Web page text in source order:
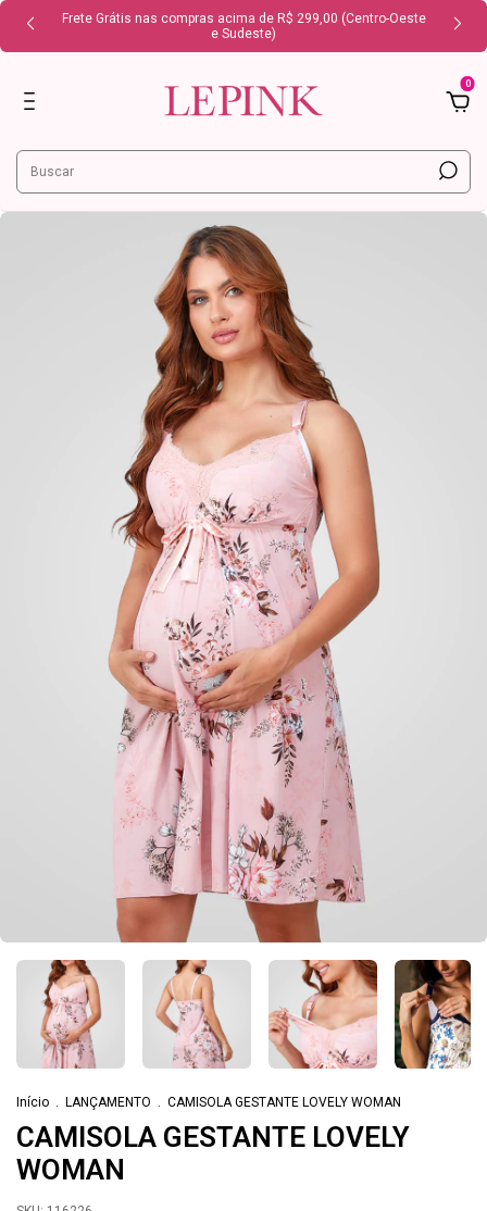
Frete Grátis nas compras acima de R$ 299,00 (Centro-Oeste
e Sudeste)
0
Início . LANÇAMENTO . CAMISOLA GESTANTE LOVELY WOMAN
CAMISOLA GESTANTE LOVELY
WOMAN